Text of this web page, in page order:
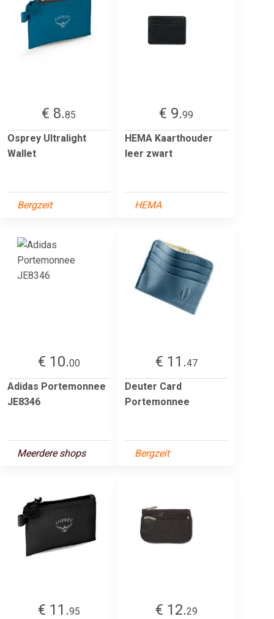
€ 8.85
Osprey Ultralight
Wallet
Bergzeit
€ 9.99
HEMA Kaarthouder
leer zwart
HEMA
€ 10.00
Adidas Portemonnee
JE8346
Meerdere shops
€ 11.47
Deuter Card
Portemonnee
Bergzeit
€ 11.95
€ 12.29